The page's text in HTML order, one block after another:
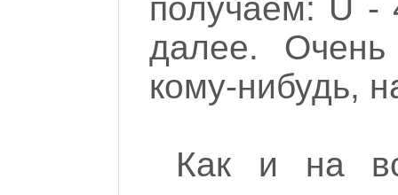
получаем: U
далее.
кому-нибудь,
Как и на